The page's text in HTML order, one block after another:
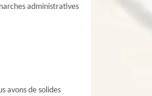
administratives
avons de solides